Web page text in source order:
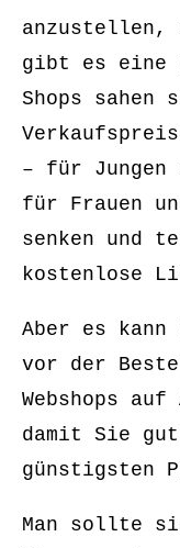
anzustellen,
gibt es eine
Shops sahen
– für Jungen
für Frauen
senken und
kostenlose
Aber es
vor der
Webshops
damit Sie
günstigsten
Man sollte